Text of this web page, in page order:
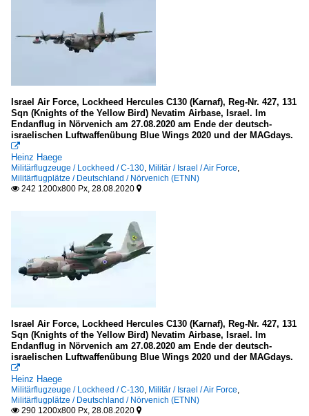
Israel Air Force, Lockheed Hercules C130 (Karnaf), Reg-Nr. 427, 131
Sqn (Knights of the Yellow Bird) Nevatim Airbase, Israel. Im
Endanflug in Nörvenich am 27.08.2020 am Ende der deutsch-
israelischen Luftwaffenübung Blue Wings 2020 und der MAGdays.

Heinz Haege
Militärflugzeuge / Lockheed / C-130, Militär / Israel / Air Force,
Militärflugplätze / Deutschland / Nörvenich (ETNN)
 242 1200x800 Px, 28.08.2020 
Israel Air Force, Lockheed Hercules C130 (Karnaf), Reg-Nr. 427, 131
Sqn (Knights of the Yellow Bird) Nevatim Airbase, Israel. Im
Endanflug in Nörvenich am 27.08.2020 am Ende der deutsch-
israelischen Luftwaffenübung Blue Wings 2020 und der MAGdays.

Heinz Haege
Militärflugzeuge / Lockheed / C-130, Militär / Israel / Air Force,
Militärflugplätze / Deutschland / Nörvenich (ETNN)
 290 1200x800 Px, 28.08.2020 